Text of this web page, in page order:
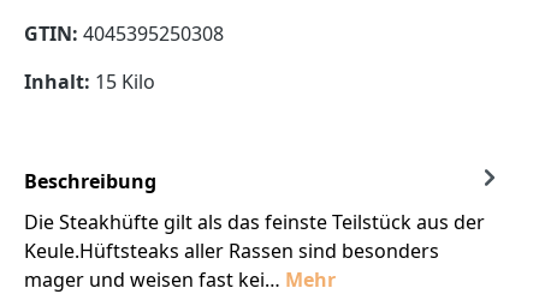
GTIN: 4045395250308
Inhalt: 15 Kilo
Beschreibung
Die Steakhüfte gilt als das feinste Teilstück aus der
Keule.Hüftsteaks aller Rassen sind besonders
mager und weisen fast kei… Mehr